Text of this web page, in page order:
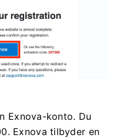
Exnova-konto. Du
Exnova tilbyder en